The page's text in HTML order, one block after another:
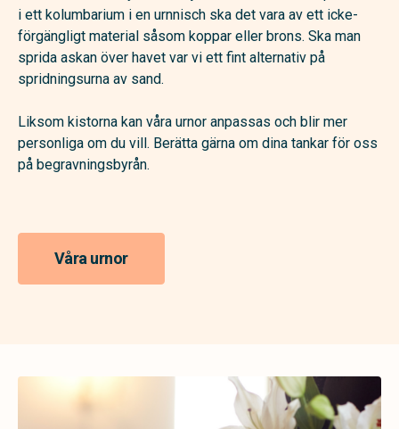
i ett kolumbarium i en urnnisch ska det vara av ett icke-
förgängligt material såsom koppar eller brons. Ska man
sprida askan över havet var vi ett fint alternativ på
spridningsurna av sand.
Liksom kistorna kan våra urnor anpassas och blir mer
personliga om du vill. Berätta gärna om dina tankar för oss
på begravningsbyrån.
Våra urnor